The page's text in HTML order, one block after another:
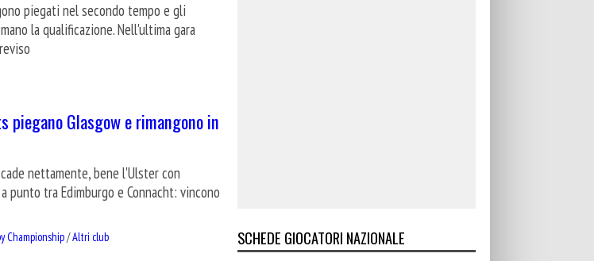
piegati nel secondo tempo e gli
la qualificazione. Nell'ultima gara
piegano Glasgow e rimangono in
nettamente, bene l'Ulster con
punto tra Edimburgo e Connacht: vincono
Championship/Altri club
SCHEDE GIOCATORI NAZIONALE